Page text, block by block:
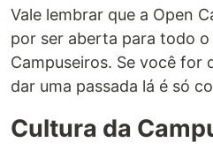
Vale lembrar que a Open
por ser aberta para todo
Campuseiros. Se você for
dar uma passada lá é só
Cultura da